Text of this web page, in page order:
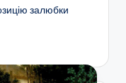
залюбки